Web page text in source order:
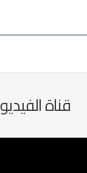
قناة الفيديو